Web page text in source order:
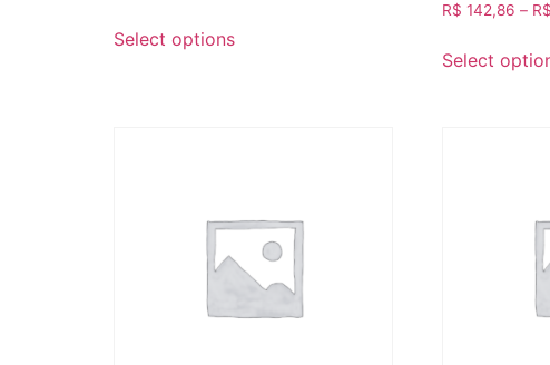
Select options
R$ 142,86 – R$
Select